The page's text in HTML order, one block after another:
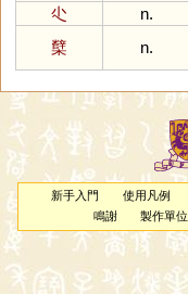
尐
n.
櫱
n.
新手入門 使用凡例
鳴謝
製作單位